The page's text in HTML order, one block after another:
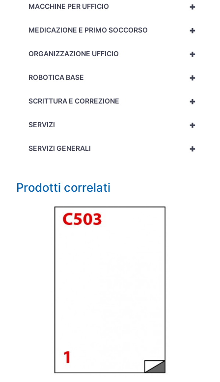
+
MACCHINE PER UFFICIO
+
MEDICAZIONE E PRIMO SOCCORSO
+
ORGANIZZAZIONE UFFICIO
+
ROBOTICA BASE
+
SCRITTURA E CORREZIONE
+
SERVIZI
+
SERVIZI GENERALI
Prodotti correlati